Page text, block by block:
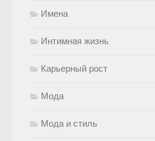
Имена
Интимная жизнь
Карьерный рост
Мода
Мода и стиль